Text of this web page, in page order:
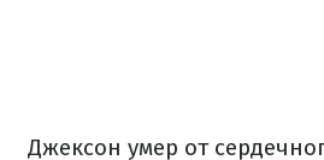
Джексон умер от